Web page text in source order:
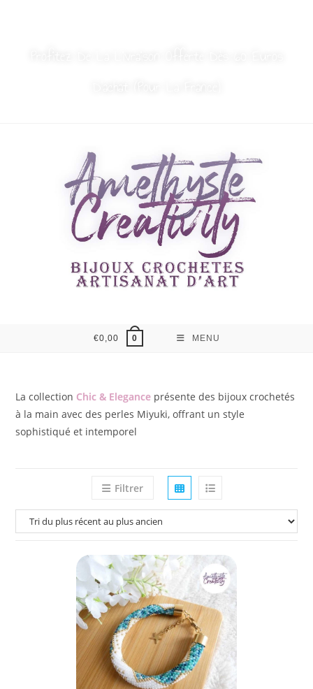
€0,00 0 MENU
La collection Chic & Elegance présente des bijoux crochetés
à la main avec des perles Miyuki, offrant un style
sophistiqué et intemporel
Filtrer